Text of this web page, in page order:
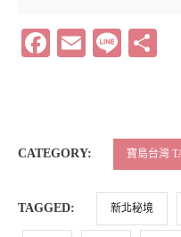
Facebook
Email
Line
CATEGORY: 寶島台灣
TAGGED: 新北秘境